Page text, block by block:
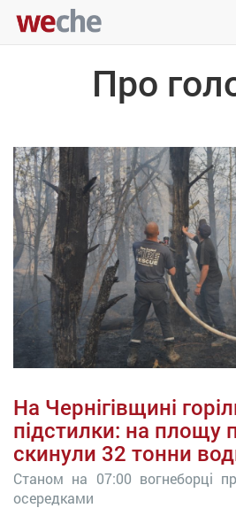
Про
На Чернігівщині
підстилки: на площу
скинули 32 тонни
Станом на 07:00 вогнеборці
осередками